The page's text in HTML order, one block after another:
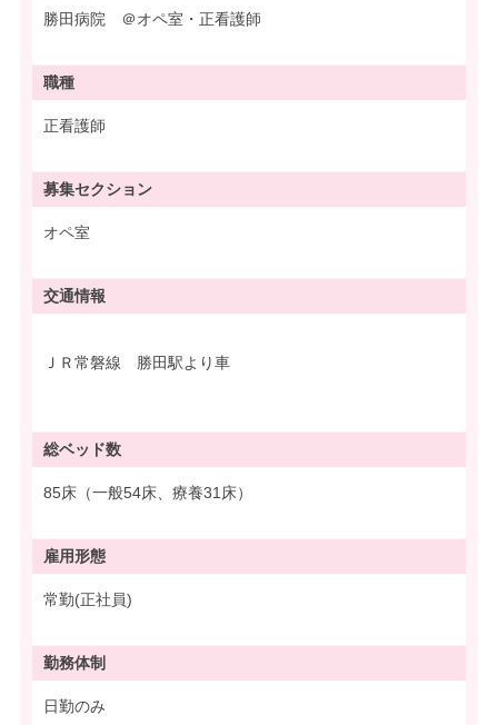
勝田病院 ＠オペ室・正看護師
職種
正看護師
募集セクション
オペ室
交通情報
ＪＲ常磐線 勝田駅より車
総ベッド数
85床（一般54床、療養31床）
雇用形態
常勤(正社員)
勤務体制
日勤のみ